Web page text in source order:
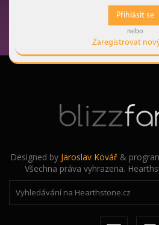
Přihlásit se
nebo
Zaregistrovat
Designed by Jaroslav Kovář &
Všechna práva vyhrazena.